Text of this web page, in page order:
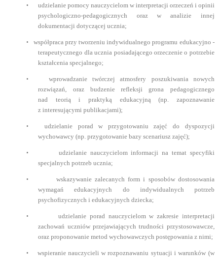
•
udzielanie pomocy nauczycielom w interpretacji orzeczeń i opinii
psychologiczno-pedagogicznych oraz w analizie innej
dokumentacji dotyczącej ucznia;
•
współpraca przy tworzeniu indywidualnego programu edukacyjno -
terapeutycznego dla ucznia posiadającego orzeczenie o potrzebie
kształcenia specjalnego;
• wprowadzanie twórczej atmosfery poszukiwania nowych
rozwiązań, oraz budzenie refleksji grona pedagogicznego
nad teorią i praktyką edukacyjną (np. zapoznawanie
z interesującymi publikacjami);
•udzielanie porad w przygotowaniu zajęć do dyspozycji
wychowawcy (np. przygotowanie bazy scenariusz zajęć);
•
udzielanie nauczycielom informacji na temat specyfiki
specjalnych potrzeb ucznia;
•
wskazywanie zalecanych form i sposobów dostosowania
wymagań edukacyjnych do indywidualnych potrzeb
psychofizycznych i edukacyjnych dziecka;
•udzielanie porad nauczycielom w zakresie interpretacji
zachowań uczniów przejawiających trudności przystosowawcze,
oraz proponowanie metod wychowawczych postępowania z nimi;
•
wspieranie nauczycieli w rozpoznawaniu sytuacji i warunków (w